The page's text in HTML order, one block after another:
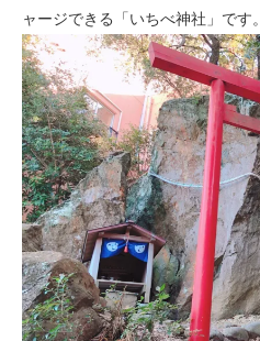
ャージできる「いちべ神社」です。